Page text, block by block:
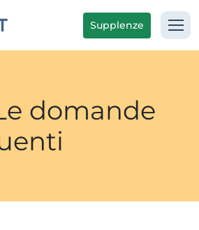
Supplenze
domande